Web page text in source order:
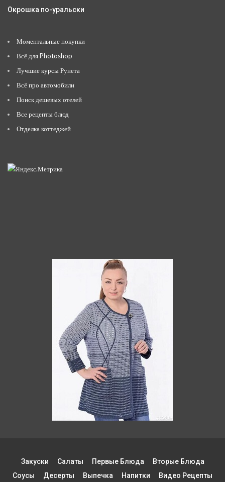
Окрошка по-уральски
Моментальные покупки
Всё для Photoshop
Лучшие курсы Рунета
Всё про автомобили
Поиск дешевых отелей
Все рецепты блюд
Отделка коттеджей
Закуски Салаты Первые Блюда
Вторые Блюда
Соусы
Десерты Выпечка Напитки Видео Рецепты